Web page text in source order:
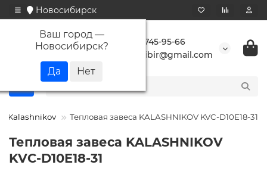
Новосибирск
Ваш город —
Новосибирск?
+7 923 745-95-66
buransibir@gmail.com
Kalashnikov Тепловая завеса KALASHNIKOV KVC-D10E18-31
Тепловая завеса KALASHNIKOV
KVC-D10E18-31